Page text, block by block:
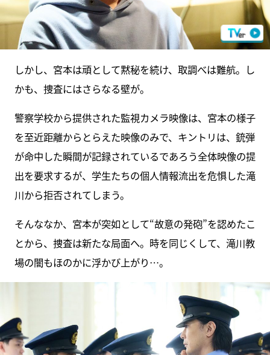
しかし、宮本は頑として黙秘を続け、取調べは難航。し
かも、捜査にはさらなる壁が。
警察学校から提供された監視カメラ映像は、宮本の様子
を至近距離からとらえた映像のみで、キントリは、銃弾
が命中した瞬間が記録されているであろう全体映像の提
出を要求するが、学生たちの個人情報流出を危惧した滝
川から拒否されてしまう。
そんななか、宮本が突如として“故意の発砲”を認めたこ
とから、捜査は新たな局面へ。時を同じくして、滝川教
場の闇もほのかに浮かび上がり…。